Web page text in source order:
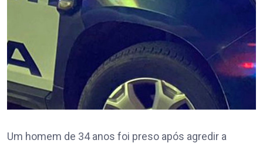
Um homem de 34 anos foi preso após agredir a